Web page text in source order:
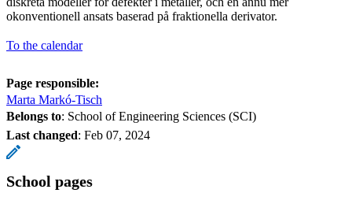
okonventionell ansats baserad på fraktionella derivator.
To the calendar
Page responsible:
Marta Markó-Tisch
Belongs to: School of Engineering Sciences (SCI)
Last changed: Feb 07, 2024
School pages